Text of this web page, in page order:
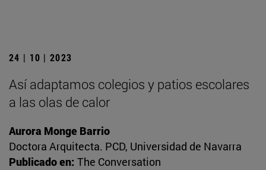
24 | 10 | 2023
Así adaptamos colegios y patios escolares
a las olas de calor
Aurora Monge Barrio
Doctora Arquitecta. PCD, Universidad de Navarra
Publicado en: The Conversation